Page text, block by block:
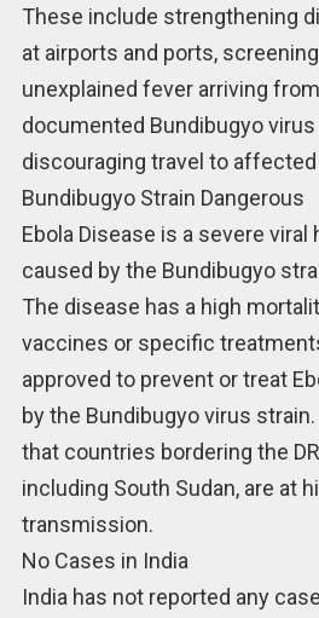
These include strengthening
at airports and ports,
unexplained fever arriving
documented Bundibugyo
discouraging travel to
Bundibugyo Strain Dangerous
Ebola Disease is a severe
caused by the Bundibugyo
The disease has a high
vaccines or specific
approved to prevent or treat
by the Bundibugyo virus
that countries bordering the
including South Sudan, are at
transmission.
No Cases in India
India has not reported any